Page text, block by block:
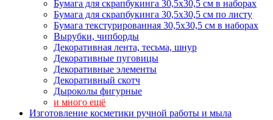
Бумага для скрапбукинга 30,5х30,5 см в наборах
Бумага для скрапбукинга 30,5х30,5 см по листу
Бумага текстурированная 30,5х30,5 см в наборах
Вырубки, чипборды
Декоративная лента, тесьма, шнур
Декоративные пуговицы
Декоративные элементы
Декоративный скотч
Дыроколы фигурные
и много ещё
Изготовление косметики ручной работы и мыла